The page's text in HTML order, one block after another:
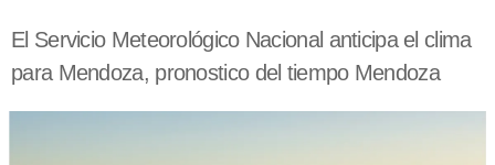
El Servicio Meteorológico Nacional anticipa el clima
para Mendoza, pronostico del tiempo Mendoza